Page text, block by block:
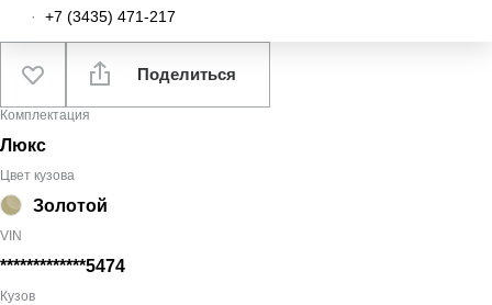
· +7 (3435) 471-217
Поделиться
Комплектация
Люкс
Цвет кузова
Золотой
VIN
*************5474
Кузов